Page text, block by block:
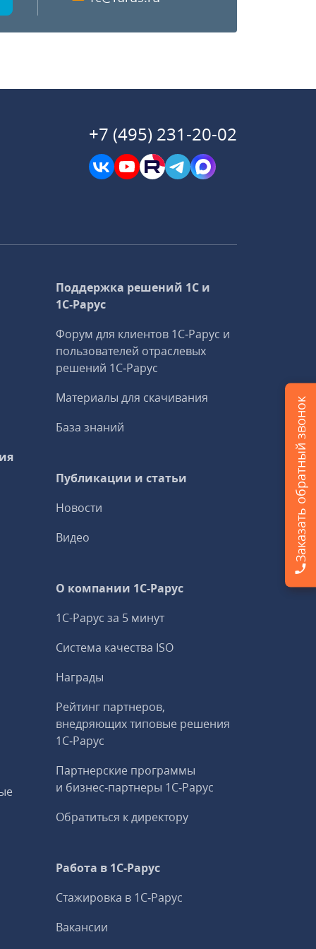
+7 (495) 231-20-02
Поддержка решений 1С и
1С‑Рарус
Форум для клиентов 1С‑Рарус и
пользователей отраслевых
решений 1С‑Рарус
Материалы для скачивания
База знаний
Публикации и статьи
Новости
Видео
О компании 1C-Рарус
1С-Рарус за 5 минут
Система качества ISO
Награды
Рейтинг партнеров,
внедряющих типовые решения
1С‑Рарус
Партнерские программы
и бизнес‑партнеры 1С‑Рарус
Обратиться к директору
Работа в 1С‑Рарус
Стажировка в 1С‑Рарус
Вакансии
Заказать обратный звонок